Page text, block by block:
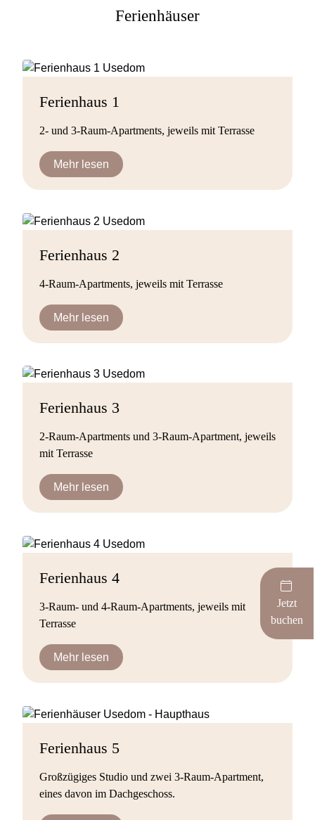
Ferienhäuser
Ferienhaus 1
2- und 3-Raum-Apartments, jeweils mit Terrasse
Mehr lesen
Ferienhaus 2
4-Raum-Apartments, jeweils mit Terrasse
Mehr lesen
Ferienhaus 3
2-Raum-Apartments und 3-Raum-Apartment, jeweils
mit Terrasse
Mehr lesen
Ferienhaus 4
3-Raum- und 4-Raum-Apartments, jeweils mit
Terrasse
Mehr lesen
Ferienhaus 5
Großzügiges Studio und zwei 3-Raum-Apartment,
eines davon im Dachgeschoss.
Jetzt
buchen